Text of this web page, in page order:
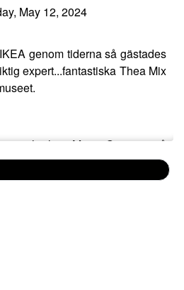
May 12, 2024
genom tiderna så gästades
expert...fantastiska Thea Mix
härliga Maria Gynning på
i kvadrat!